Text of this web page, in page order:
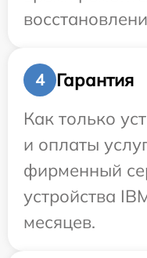
4
Гарантия
Как только
и оплаты
фирменный
устройства
месяцев.